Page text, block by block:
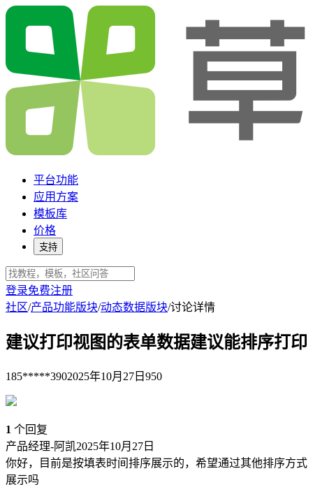
平台功能
应用方案
模板库
价格
支持
登录免费注册
社区/产品功能版块/动态数据版块/讨论详情
建议打印视图的表单数据建议能排序打印
185*****3902025年10月27日 950
1 个回复
产品经理-阿凯2025年10月27日
你好，目前是按填表时间排序展示的，希望通过其他排序方式
展示吗